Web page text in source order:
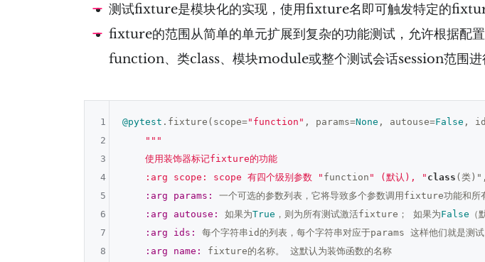
测试fixture是模块化的实现，使用fixture名即可触发特定的
fixture的范围从简单的单元扩展到复杂的功能测试，允许根据配
function、类class、模块module或整个测试会话session范围进
@pytest .fixture(scope="function" , params=None , autouse=False ,
"" "
    使用装饰器标记fixture的功能
    :arg scope: scope 有四个级别参数 "
function " (默认), " class (类
:arg
params:
一个可选的参数列表，它将导致多个参数调用fixture功能和所
:arg
autouse: 如果为True ，则为所有测试激活fixture； 如果为False
:arg
ids: 每个字符串id的列表，每个字符串对应于params 这样他们就是测试
:arg
name:
fixture的名称。 这默认为装饰函数的名称
1
2
3
4
5
6
7
8